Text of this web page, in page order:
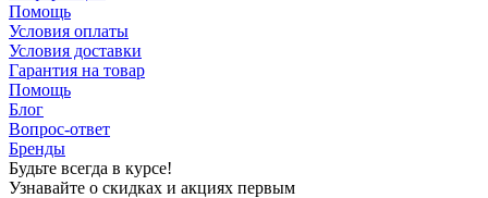
Помощь
Условия оплаты
Условия доставки
Гарантия на товар
Помощь
Блог
Вопрос-ответ
Бренды
Будьте всегда в курсе!
Узнавайте о скидках и акциях первым